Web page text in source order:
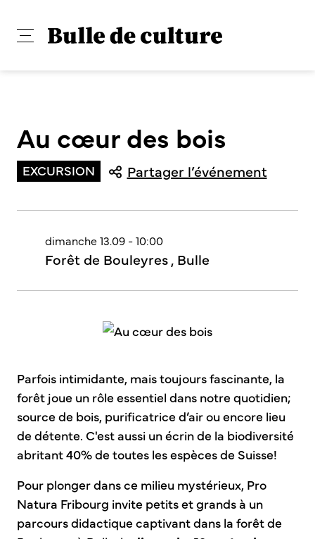
Au cœur des bois
EXCURSION Partager l’événement
dimanche 13.09 - 10:00
Forêt de Bouleyres , Bulle
Parfois intimidante, mais toujours fascinante, la
forêt joue un rôle essentiel dans notre quotidien;
source de bois, purificatrice d’air ou encore lieu
de détente. C'est aussi un écrin de la biodiversité
abritant 40% de toutes les espèces de Suisse!
Pour plonger dans ce milieu mystérieux, Pro
Natura Fribourg invite petits et grands à un
parcours didactique captivant dans la forêt de